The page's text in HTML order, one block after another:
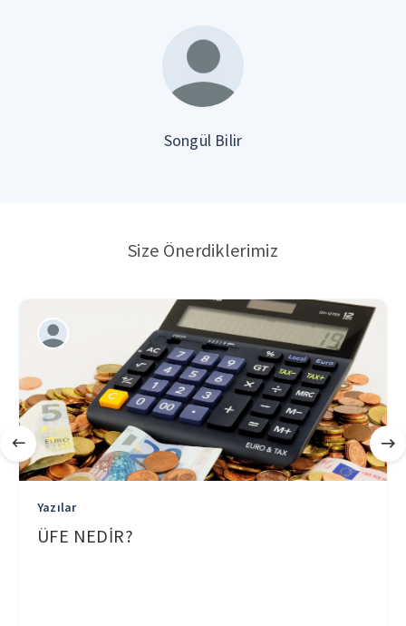
Songül Bilir
Size Önerdiklerimiz
Yazılar
ÜFE NEDİR?